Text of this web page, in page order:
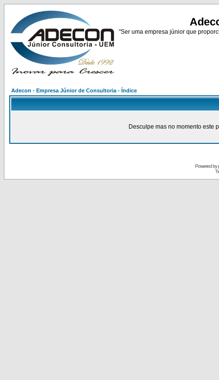
"Ser uma empresa júnior que
Adecon - Empresa Júnior de Consultoria - Índice
Desculpe mas no momento este
Powered by